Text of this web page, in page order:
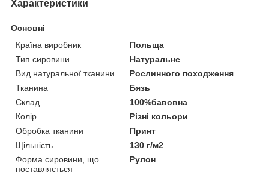
Характеристики
Основні
Країна виробник
Польща
Тип сировини
Натуральне
Вид натуральної тканини
Рослинного походження
Тканина
Бязь
Склад
100%бавовна
Колір
Різні кольори
Обробка тканини
Принт
Щільність
130 г/м2
Форма сировини, що
поставляється
Рулон